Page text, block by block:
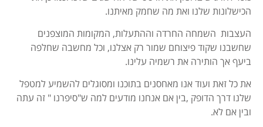
הכישלונות שלנו ואת מה שחמק מאיתנו.
העצבות השמחה החרדה וההתעלות, המקומות המוצפנים
שחשבנו שקוד פיצוחם שמור רק אצלנו, וכל מחשבה שחלפה
ביעף אך הותירה את רשמיה עלינו.
את כל זאת ועוד אנו מאחסנים בתוכנו ומסוגלים להשמיע למטפל
שלנו דרך הדופק ,בין אם אנחנו מודעים למה ש"סיפרנו " זה עתה
ובין אם לא.